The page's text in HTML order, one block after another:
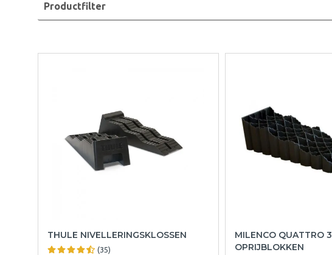
Productfilter
THULE NIVELLERINGSKLOSSEN
(35)
MILENCO QUATTRO 3
OPRIJBLOKKEN